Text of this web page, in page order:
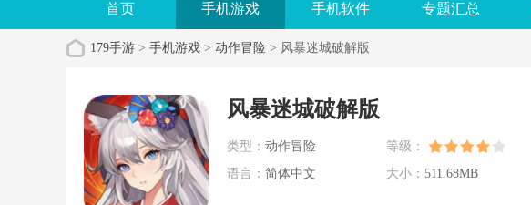
首页 手机游戏 手机软件 专题汇总
179手游 > 手机游戏 > 动作冒险 > 风暴迷城破解版
风暴迷城破解版
类型： 动作冒险 等级：
语言： 简体中文 大小： 511.68MB